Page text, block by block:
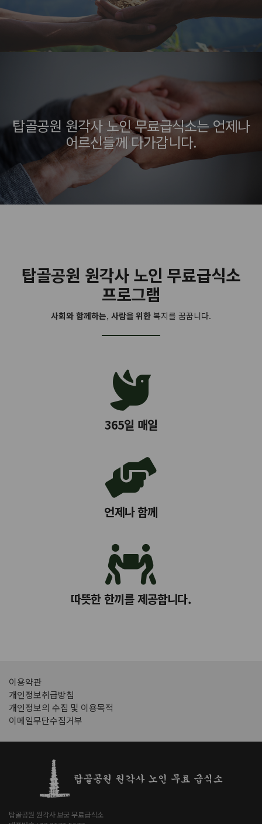
탑골공원 원각사 노인 무료급식소는 언제나
어르신들께 다가갑니다.
탑골공원 원각사 노인 무료급식소
프로그램
사회와 함께하는, 사람을 위한 복지를 꿈꿉니다.
365일 매일
언제나 함께
따뜻한 한끼를 제공합니다.
이용약관
개인정보취급방침
개인정보의 수집 및 이용목적
이메일무단수집거부
탑골공원 원각사 보궁 무료급식소